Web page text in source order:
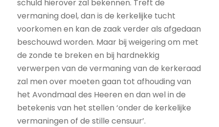
schuld hierover zal bekennen. Treft de
vermaning doel, dan is de kerkelijke tucht
voorkomen en kan de zaak verder als afgedaan
beschouwd worden. Maar bij weigering om met
de zonde te breken en bij hardnekkig
verwerpen van de vermaning van de kerkeraad
zal men over moeten gaan tot afhouding van
het Avondmaal des Heeren en dan wel in de
betekenis van het stellen ‘onder de kerkelijke
vermaningen of de stille censuur’.